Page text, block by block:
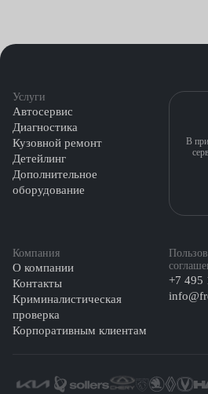
Услуги
Автосервис
Диагностика
Кузовной ремонт
Детейлинг
Дополнительное
оборудование
Компания
О компании
Контакты
Криминалистическая
проверка
Корпоративным клиентам
+7 495
В